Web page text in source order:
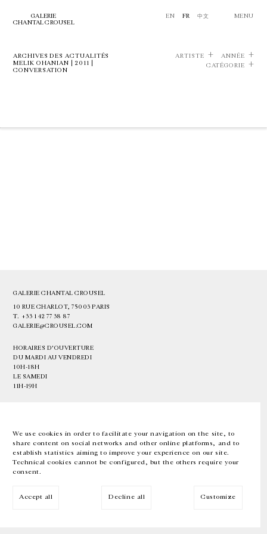
We use cookies in order to facilitate your navigation on the site, to
share content on social networks and other online platforms, and to
establish statistics aiming to improve your experience on our site.
Technical cookies cannot be configured, but the others require your
consent.
Accept all Decline all Customize
GALERIE
CHANTAL CROUSEL
EN FR 中文 MENU
ARCHIVES DES ACTUALITÉS
MELIK OHANIAN | 2011 |
CONVERSATION
ARTISTE
ANNÉE
CATÉGORIE
GALERIE CHANTAL CROUSEL
10 RUE CHARLOT, 75003 PARIS
T. +33 1 42 77 38 87
GALERIE@CROUSEL.COM
HORAIRES D'OUVERTURE
DU MARDI AU VENDREDI
10H-18H
LE SAMEDI
11H-19H
EN FR 中文 Facebook Instagram
Inscrivez-vous à notre newsletter